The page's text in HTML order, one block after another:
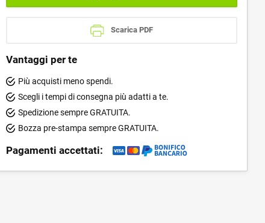
Scarica PDF
Vantaggi per te
Più acquisti meno spendi.
Scegli i tempi di consegna più adatti a te.
Spedizione sempre GRATUITA.
Bozza pre-stampa sempre GRATUITA.
Pagamenti accettati: